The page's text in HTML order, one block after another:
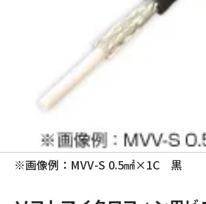
※画像例：MVV-S 0.5㎟×1C 黒